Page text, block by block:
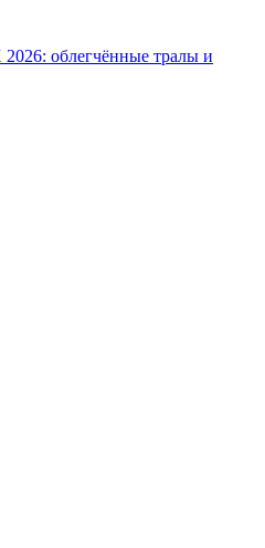
облегчённые тралы и